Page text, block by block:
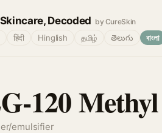
Decoded by CureSkin
हिंदी Hinglish தமிழ் తెలుగు বাংলা
120
emulsifier